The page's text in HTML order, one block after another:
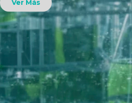
Ver Más